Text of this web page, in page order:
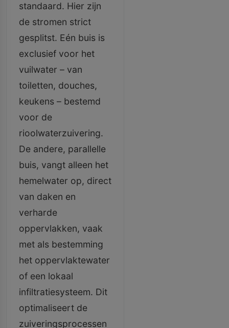
standaard. Hier zijn
de stromen strict
gesplitst. Eén buis is
exclusief voor het
vuilwater – van
toiletten, douches,
keukens – bestemd
voor de
rioolwaterzuivering.
De andere, parallelle
buis, vangt alleen het
hemelwater op, direct
van daken en
verharde
oppervlakken, vaak
met als bestemming
het oppervlaktewater
of een lokaal
infiltratiesysteem. Dit
optimaliseert de
zuiveringsprocessen